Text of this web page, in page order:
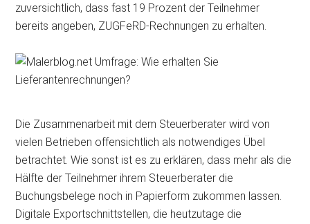
zuversichtlich, dass fast 19 Prozent der Teilnehmer
bereits angeben, ZUGFeRD-Rechnungen zu erhalten.
Die Zusammenarbeit mit dem Steuerberater wird von
vielen Betrieben offensichtlich als notwendiges Übel
betrachtet. Wie sonst ist es zu erklären, dass mehr als die
Hälfte der Teilnehmer ihrem Steuerberater die
Buchungsbelege noch in Papierform zukommen lassen.
Digitale Exportschnittstellen, die heutzutage die